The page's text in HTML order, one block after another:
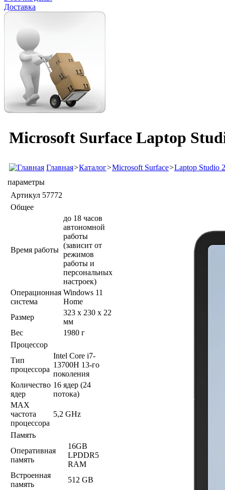
Доставка
Microsoft Surface Laptop
Главная>Каталог>Microsoft Surface>Laptop Studio 2
параметры
Артикул 57772
Общее
Время работы
до 18 часов
автономной
работы
(зависит от
режимов
работы и
персональных
настроек)
Операционная
система
Windows 11
Home
Размер
323 x 230 x 22
мм
Вес
1980 г
Процессор
Тип
процессора
Intel Core i7-
13700H 13-го
поколения
Количество
ядер
16 ядер (24
потока)
MAX
частота
процессора
5,2 GHz
Память
Оперативная
память
16GB
LPDDR5
RAM
Встроенная
память
512 GB